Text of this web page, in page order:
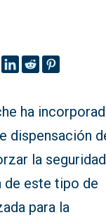
ha
dispensación
la
de este tipo de
para la